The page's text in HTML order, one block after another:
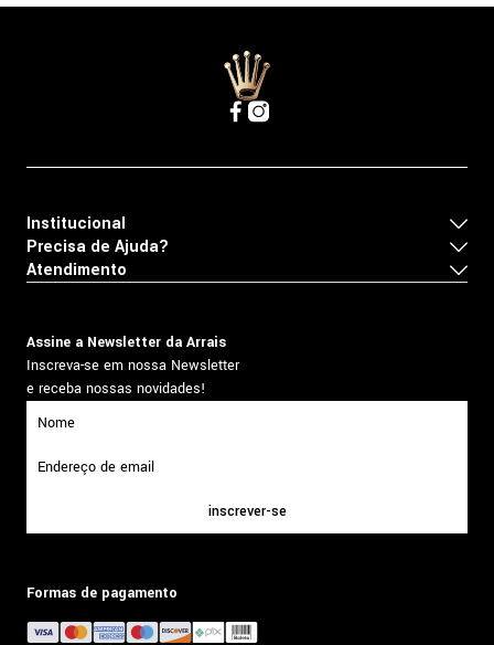
Institucional
Precisa de Ajuda?
Atendimento
Assine a Newsletter da Arrais
Inscreva-se em nossa Newsletter
e receba nossas novidades!
inscrever-se
Formas de pagamento